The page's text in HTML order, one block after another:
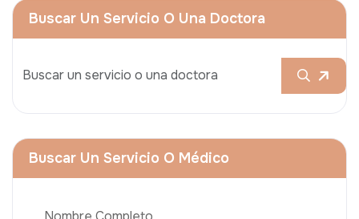
Buscar Un Servicio O Una Doctora
Buscar Un Servicio O Médico